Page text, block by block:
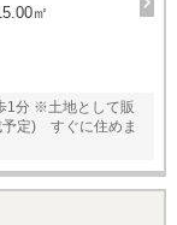
㎡
分 ※土地として販
予定) すぐに住めま